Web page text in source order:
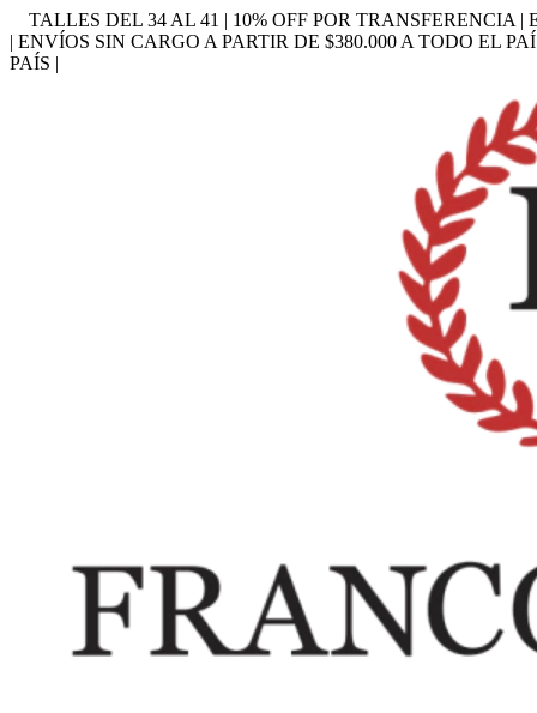
TALLES DEL 34 AL 41 | 10% OFF POR TRANSFERENCIA
| ENVÍOS SIN CARGO A PARTIR DE $380.000 A TODO EL
PAÍS |